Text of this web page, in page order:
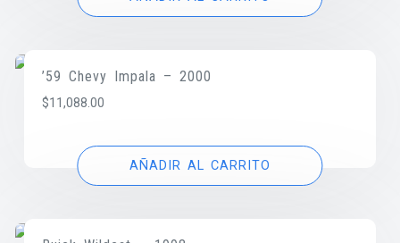
’59 Chevy Impala – 2000
$11,088.00
AÑADIR AL CARRITO